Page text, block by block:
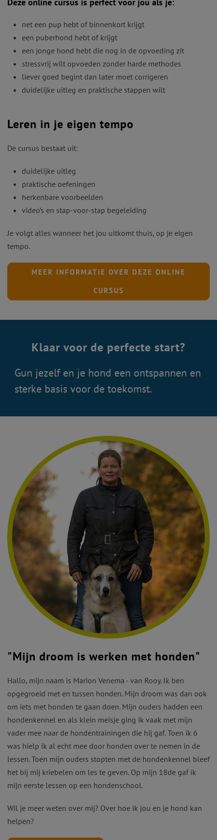
net een pup hebt of binnenkort krijgt
een puberhond hebt of krijgt
een jonge hond hebt die nog in de opvoeding zit
stressvrij wilt opvoeden zonder harde methodes
liever goed begint dan later moet corrigeren
duidelijke uitleg en praktische stappen wilt
Leren in je eigen tempo
De cursus bestaat uit:
duidelijke uitleg
praktische oefeningen
herkenbare voorbeelden
video’s en stap-voor-stap begeleiding
Je volgt alles wanneer het jou uitkomt thuis, op je eigen
tempo.
MEER INFORMATIE OVER DEZE ONLINE
CURSUS
Klaar voor de perfecte start?
Gun jezelf en je hond een ontspannen en
sterke basis voor de toekomst.
"Mijn droom is werken met honden"
Hallo, mijn naam is Marion Venema - van Rooy. Ik ben
opgegroeid met en tussen honden. Mijn droom was dan ook
om iets met honden te gaan doen. Mijn ouders hadden een
hondenkennel en als klein meisje ging ik vaak met mijn
vader mee naar de hondentrainingen die hij gaf. Toen ik 6
was hielp ik al echt mee door honden over te nemen in de
lessen. Toen mijn ouders stopten met de hondenkennel bleef
het bij mij kriebelen om les te geven. Op mijn 18de gaf ik
mijn eerste lessen op een hondenschool.
Wil je meer weten over mij? Over hoe ik jou en je hond kan
helpen?